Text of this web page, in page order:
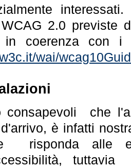
2.0 previste
in coerenza con i
wai/
consapevoli che
è infatti
risponda alle